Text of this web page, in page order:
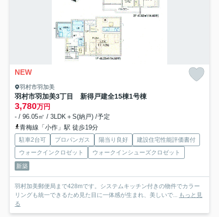
NEW
羽村市羽加美
羽村市羽加美3丁目 新得戸建全15棟1号棟
3,780万円
- / 96.05㎡ / 3LDK＋S(納戸) /予定
青梅線「小作」駅 徒歩19分
駐車2台可 プロパンガス 陽当り良好
建設住宅性能評価書付
ウォークインクロゼット
ウォークインシューズクロゼット
新築
羽村加美郵便局まで428mです。システムキッチン付きの物件でカラー
リングも統一できるため見た目に一体感が生まれ、美しいで...
もっと見
る